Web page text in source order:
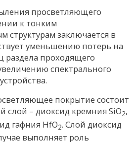
просветляющего
к тонким
структурам заключается в
уменьшению потерь на
раздела проходящего
спектрального
покрытие состоит
слой – диоксид кремния SiO2,
гафния HfO2. Слой диоксид
выполняет роль